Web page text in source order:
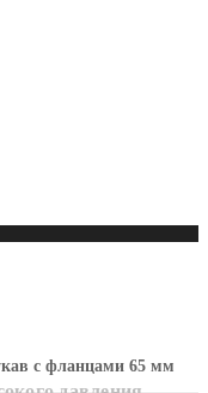
с фланцами 65 мм